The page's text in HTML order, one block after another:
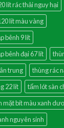
lít rác thải nguy hại
lít màu vàng
bênh 9 lít
bênh đại 67 lít
trung
thùng rác
22 lít
tấm lót sàn
mặt bít màu xanh
nguyên sinh